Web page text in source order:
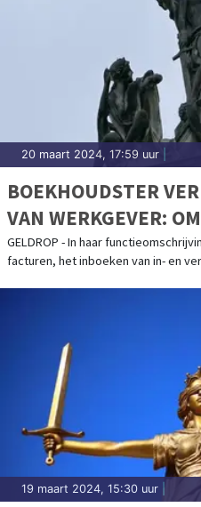
20 maart 2024, 17:59 uur
BOEKHOUDSTER
VAN WERKGEVER:
GELDROP - In haar
facturen, het inboeken van in- en
19 maart 2024, 15:30 uur